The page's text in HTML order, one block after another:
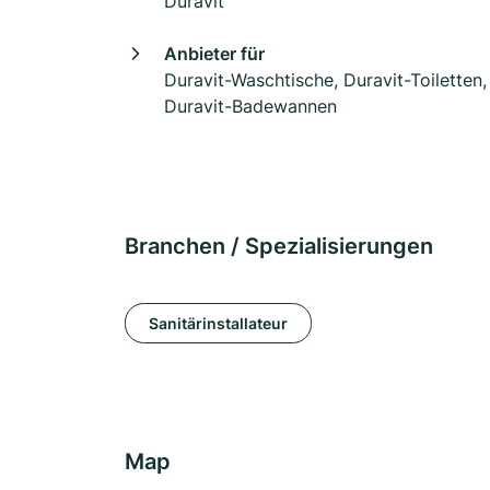
Anbieter für
Duravit-Waschtische, Duravit-Toiletten,
Duravit-Badewannen
Branchen / Spezialisierungen
Sanitärinstallateur
Map